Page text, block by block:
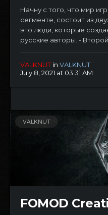
Начну с того, что мир
сегменте, состоит из
это люди, которые
русские авторы. -
VALKNUTin VALKNUT
July 8, 2021 at 03:31 AM
VALKNUT
FOMOD